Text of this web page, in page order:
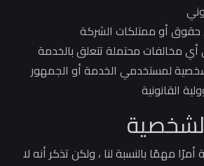
حقوق أو ممتلكات الشركة
أي مخالفات محتملة تتعلق بالخدمة
لمستخدمي الخدمة أو الجمهور
القانونية
مهمًا بالنسبة لنا ، ولكن تذكر أنه لا